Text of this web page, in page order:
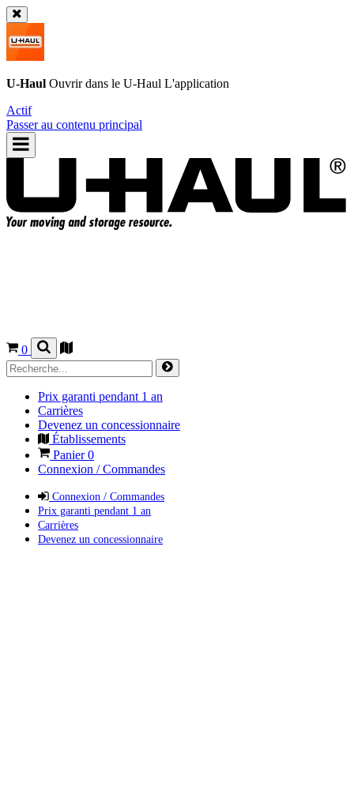
U-Haul Ouvrir dans le U-Haul L'application
Actif
Passer au contenu principal
0
Prix garanti pendant 1 an
Carrières
Devenez un concessionnaire
Établissements
Panier0
Connexion / Commandes
Connexion / Commandes
Prix garanti pendant 1 an
Carrières
Devenez un concessionnaire